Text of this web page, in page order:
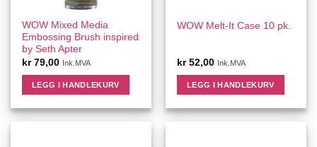
WOW Mixed Media
Embossing Brush inspired
by Seth Apter
kr79,00 Ink.MVA
LEGG I HANDLEKURV
WOW Melt-It Case 10 pk.
kr52,00 Ink.MVA
LEGG I HANDLEKURV